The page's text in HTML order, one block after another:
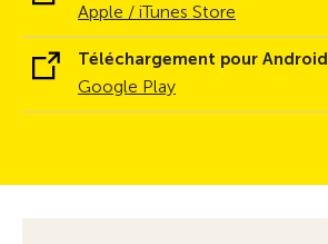
Apple / iTunes Store
Téléchargement pour Android
Google Play